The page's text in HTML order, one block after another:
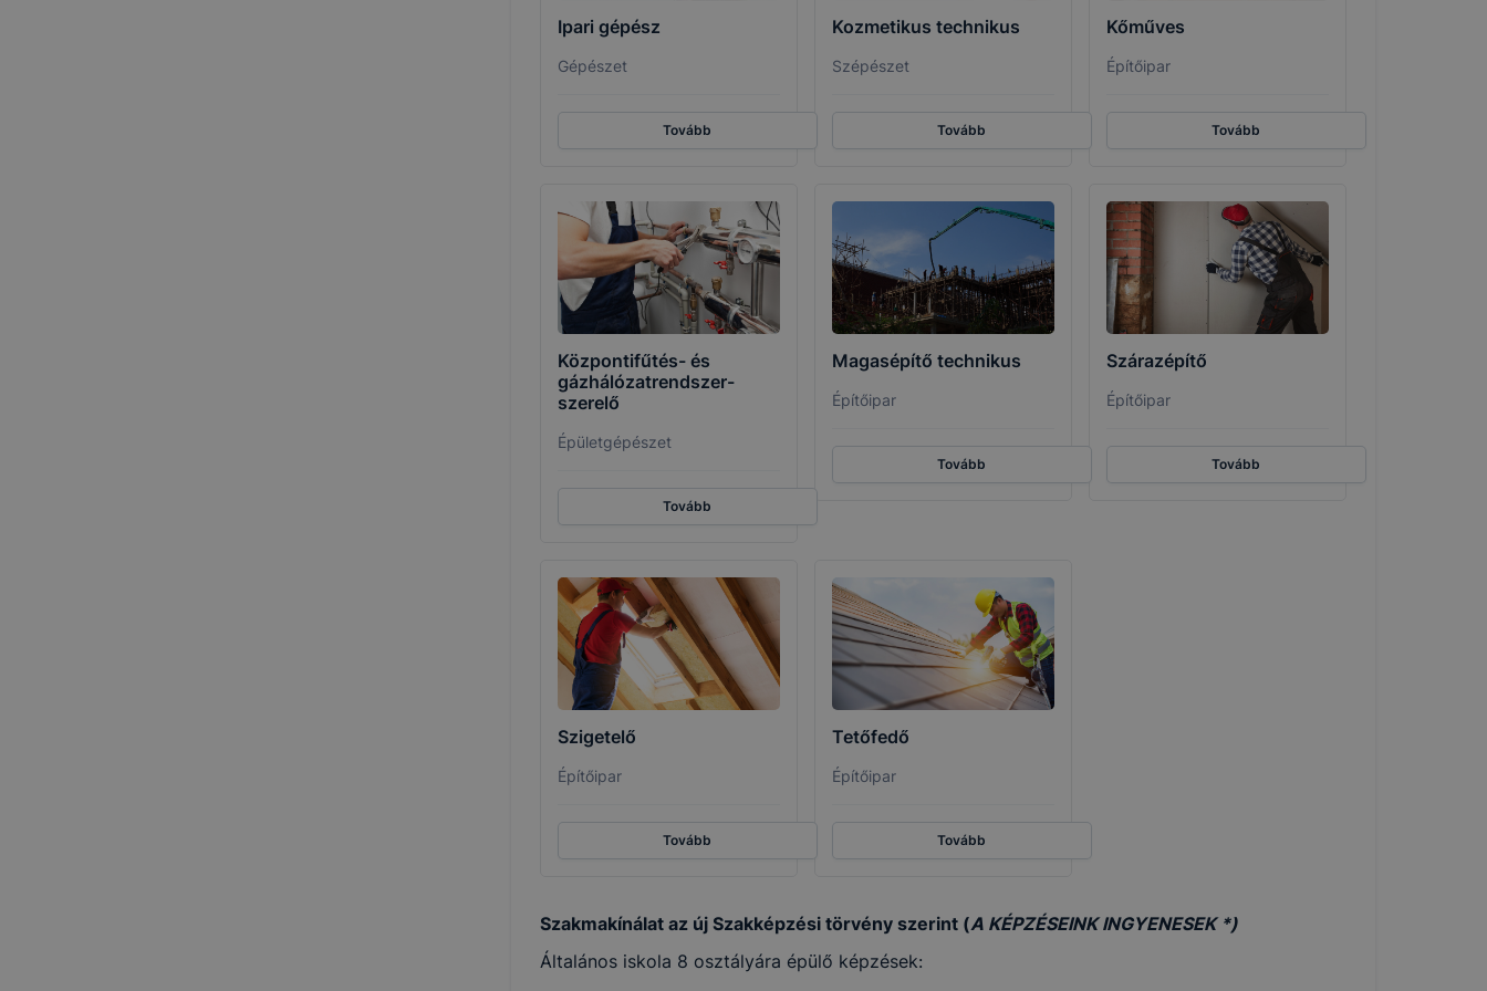
Ipari gépész
Gépészet
Tovább
Kozmetikus technikus
Szépészet
Tovább
Kőműves
Építőipar
Tovább
Központifűtés- és
gázhálózatrendszer-
szerelő
Épületgépészet
Tovább
Magasépítő technikus
Építőipar
Tovább
Szárazépítő
Építőipar
Tovább
Szigetelő
Építőipar
Tovább
Tetőfedő
Építőipar
Tovább
Szakmakínálat az új Szakképzési törvény szerint (A KÉPZÉSEINK INGYENESEK *)
Általános iskola 8 osztályára épülő képzések:
#TatabányaiSZC #TSZC #szakma #technikum #szakképzőiskola #szakképzés #továbbtanulás #pályaorientáció
#pályaválasztás #fellner #fellnersuli